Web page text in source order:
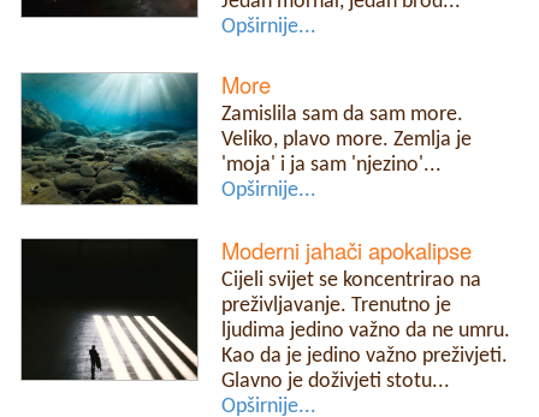
Opširnije...
More
Zamislila sam da sam more.
Veliko, plavo more. Zemlja je
'moja' i ja sam 'njezino'...
Opširnije...
Moderni jahači apokalipse
Cijeli svijet se koncentrirao na
preživljavanje. Trenutno je
ljudima jedino važno da ne umru.
Kao da je jedino važno preživjeti.
Glavno je doživjeti stotu...
Opširnije...